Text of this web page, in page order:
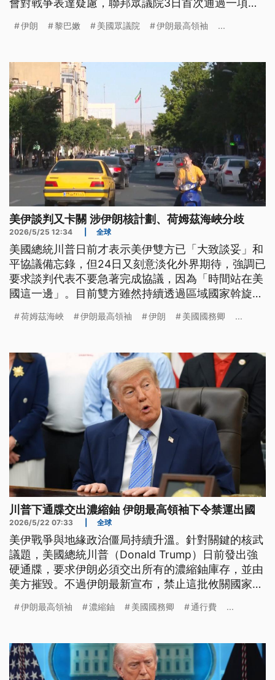
共和黨議員倒戈。
伊朗 黎巴嫩 美國眾議院 伊朗最高領袖 ...
美伊談判又卡關 涉伊朗核計劃、荷姆茲海峽分歧
2026/5/25 12:34 全球
美國總統川普日前才表示美伊雙方已「大致談妥」和
平協議備忘錄，但24日又刻意淡化外界期待，強調已
要求談判代表不要急著完成協議，因為「時間站在美
國這一邊」。目前雙方雖然持續透過區域國家斡旋推
制權等問題上仍存在重大分歧。另一方面，伊朗軍方
朗將做出「極其痛苦的回應」，甚至不排除退出「核
不擴散條約」。
荷姆茲海峽 伊朗最高領袖 伊朗 美國國務卿 ...
川普下通牒交出濃縮鈾 伊朗最高領袖下令禁運出國
2026/5/22 07:33 全球
美伊戰爭與地緣政治僵局持續升溫。針對關鍵的核武
議題，美國總統川普（Donald Trump）日前發出強
硬通牒，要求伊朗必須交出所有的濃縮鈾庫存，並由
美方摧毀。不過伊朗最新宣布，禁止這批攸關國家命
荷姆茲海峽的實質監管範圍，並企圖徵收通行費，引
伊朗最高領袖 濃縮鈾 美國國務卿 通行費 ...